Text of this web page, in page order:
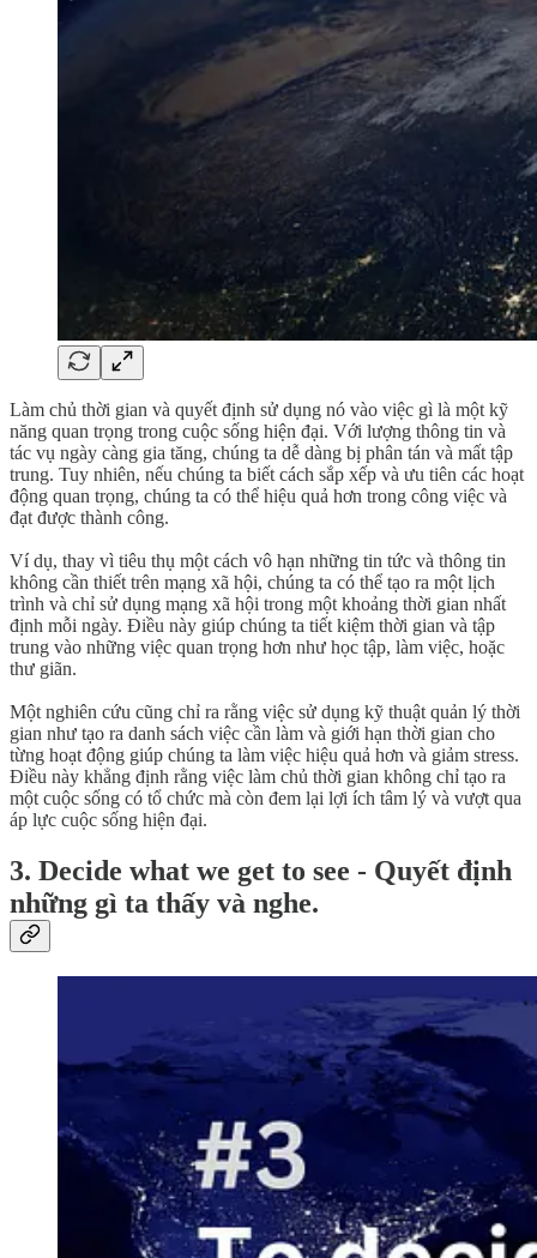
Làm chủ thời gian và quyết định sử dụng nó vào việc gì là một kỹ
năng quan trọng trong cuộc sống hiện đại. Với lượng thông tin và
tác vụ ngày càng gia tăng, chúng ta dễ dàng bị phân tán và mất tập
trung. Tuy nhiên, nếu chúng ta biết cách sắp xếp và ưu tiên các hoạt
động quan trọng, chúng ta có thể hiệu quả hơn trong công việc và
đạt được thành công.
Ví dụ, thay vì tiêu thụ một cách vô hạn những tin tức và thông tin
không cần thiết trên mạng xã hội, chúng ta có thể tạo ra một lịch
trình và chỉ sử dụng mạng xã hội trong một khoảng thời gian nhất
định mỗi ngày. Điều này giúp chúng ta tiết kiệm thời gian và tập
trung vào những việc quan trọng hơn như học tập, làm việc, hoặc
thư giãn.
Một nghiên cứu cũng chỉ ra rằng việc sử dụng kỹ thuật quản lý thời
gian như tạo ra danh sách việc cần làm và giới hạn thời gian cho
từng hoạt động giúp chúng ta làm việc hiệu quả hơn và giảm stress.
Điều này khẳng định rằng việc làm chủ thời gian không chỉ tạo ra
một cuộc sống có tổ chức mà còn đem lại lợi ích tâm lý và vượt qua
áp lực cuộc sống hiện đại.
3. Decide what we get to see - Quyết định
những gì ta thấy và nghe.